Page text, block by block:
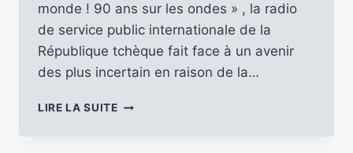
monde ! 90 ans sur les ondes » , la radio
de service public internationale de la
République tchèque fait face à un avenir
des plus incertain en raison de la…
LIRE LA SUITEL’AVENIR